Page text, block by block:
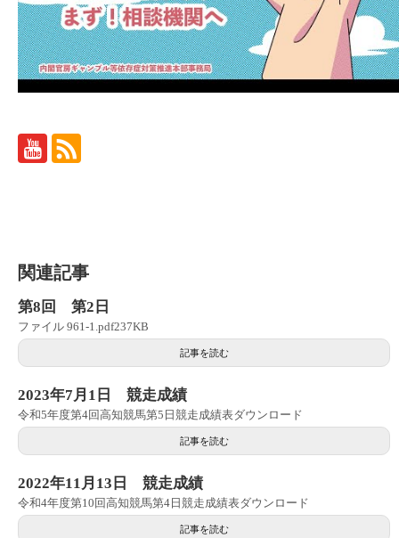
関連記事
第8回 第2日
ファイル 961-1.pdf237KB
記事を読む
2023年7月1日 競走成績
令和5年度第4回高知競馬第5日競走成績表ダウンロード
記事を読む
2022年11月13日 競走成績
令和4年度第10回高知競馬第4日競走成績表ダウンロード
記事を読む